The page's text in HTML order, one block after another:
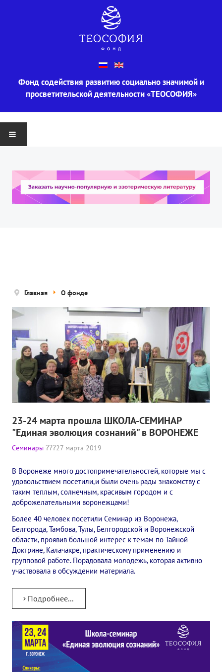
Фонд содействия развитию социально значимой и
просветительской деятельности «ТЕОСОФИЯ»
О ФОНДЕ
Информация
Концепция деятельности
Нам помогают
Публичная оферта
Политика конфиденциальности
ПРОЕКТЫ
🌟 Детский проект «БЕЛЫЕ ЯГУАРЫ»
✔️ Заказать мероприятие
✔️ Заказать книги/журналы
Международный научно-исследовательский Центр, им. Е.П.
Международное теософское издательство «Альбатрос»
Межрегиональные теософские семинары России. Теософский
Международный Теософский Конгресс
Международный художественный Конкурс, посвященный
Международный поэтический Конкурс «Елене Петровне
Международный музыкальный Конкурс, посвященный Елене
Выставка «Книжная экспедиция»
Авторское кино Олега Мартынова
Главная О фонде
23-24 марта прошла ШКОЛА-СЕМИНАР
"Единая эволюция сознаний" в ВОРОНЕЖЕ
Семинары 27 марта 2019
В Воронеже много достопримечательностей, которые мы с
удовольствием посетили,и были очень рады знакомству с
таким теплым, солнечным, красивым городом и с
доброжелательными воронежцами!
Более 40 человек посетили Семинар из Воронежа,
Белгорода, Тамбова, Тулы, Белгородской и Воронежской
области, проявив большой интерес к темам по Тайной
Доктрине, Калачакре, практическому применению и
групповой работе. Порадовала молодежь, которая активно
участвовала в обсуждении материала.
Подробнее...